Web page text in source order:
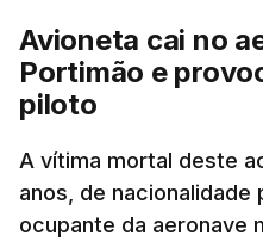
crianças", acrescentou.
António José Seguro
Avioneta cai no
Portimão e
piloto
A vítima mortal deste
anos, de nacionalidade
ocupante da aeronave